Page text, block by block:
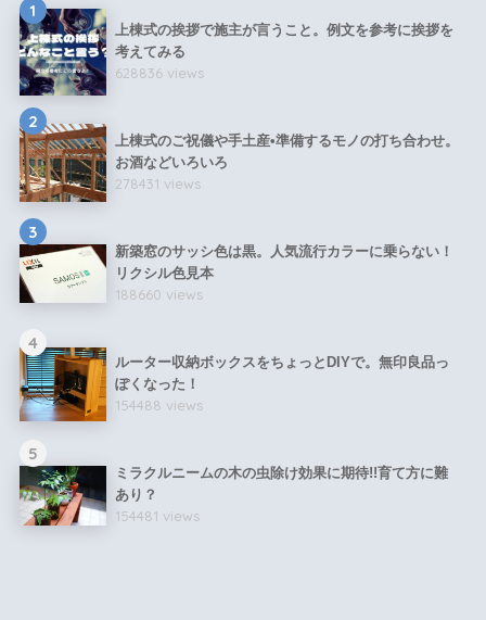
1
上棟式の挨拶で施主が言うこと。例文を参考に挨拶を
考えてみる
628836 views
2
上棟式のご祝儀や手土産•準備するモノの打ち合わせ。
お酒などいろいろ
278431 views
3
新築窓のサッシ色は黒。人気流行カラーに乗らない！
リクシル色見本
188660 views
4
ルーター収納ボックスをちょっとDIYで。無印良品っ
ぽくなった！
154488 views
5
ミラクルニームの木の虫除け効果に期待!!育て方に難
あり？
154481 views